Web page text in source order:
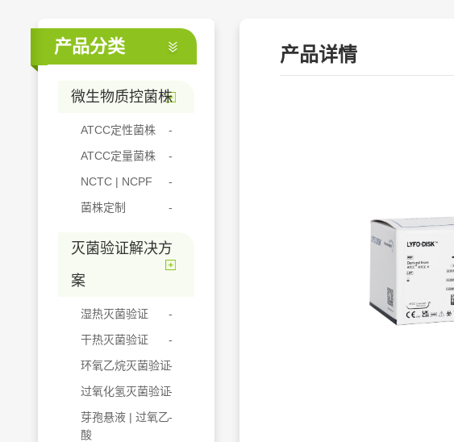
产品分类
微生物质控菌株
ATCC定性菌株
ATCC定量菌株
NCTC | NCPF
菌株定制
灭菌验证解决方
案
湿热灭菌验证
干热灭菌验证
环氧乙烷灭菌验证
过氧化氢灭菌验证
芽孢悬液 | 过氧乙
酸
产品详情